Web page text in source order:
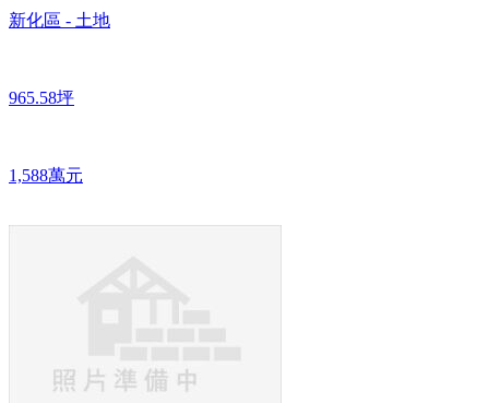
新化區 - 土地
965.58坪
1,588萬元